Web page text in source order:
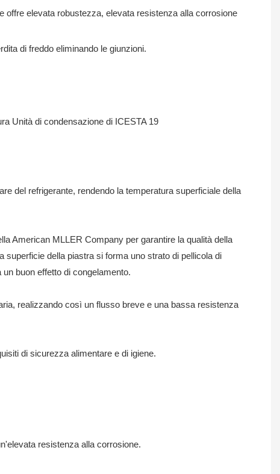
offre elevata robustezza, elevata resistenza alla corrosione
di freddo eliminando le giunzioni.
del refrigerante, rendendo la temperatura superficiale della
American MLLER Company per garantire la qualità della
della piastra si forma uno strato di pellicola di
buon effetto di congelamento.
realizzando così un flusso breve e una bassa resistenza
di sicurezza alimentare e di igiene.
resistenza alla corrosione.